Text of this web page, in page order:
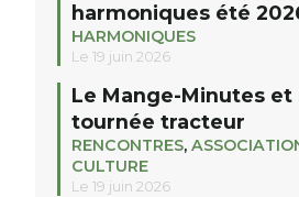
harmoniques été
HARMONIQUES
Le 19 juin 2026
Le Mange-Minutes et
tournée tracteur
RENCONTRES,
CULTURE
Le 19 juin 2026